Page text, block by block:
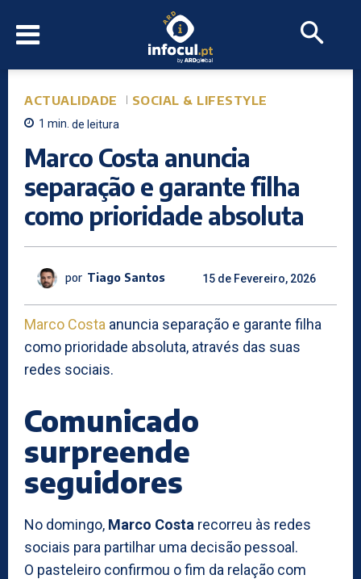
ACTUALIDADE SOCIAL & LIFESTYLE
1 min. de leitura
Marco Costa anuncia
separação e garante filha
como prioridade absoluta
por Tiago Santos 15 de Fevereiro, 2026
Marco Costa anuncia separação e garante filha
como prioridade absoluta, através das suas
redes sociais.
Comunicado
surpreende
seguidores
No domingo, Marco Costa recorreu às redes
sociais para partilhar uma decisão pessoal.
O pasteleiro confirmou o fim da relação com